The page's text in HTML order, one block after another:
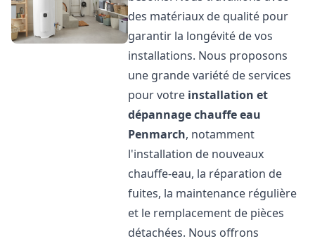
des matériaux de qualité pour
garantir la longévité de vos
installations. Nous proposons
une grande variété de services
pour votre installation et
dépannage chauffe eau
Penmarch, notamment
l'installation de nouveaux
chauffe-eau, la réparation de
fuites, la maintenance régulière
et le remplacement de pièces
détachées. Nous offrons